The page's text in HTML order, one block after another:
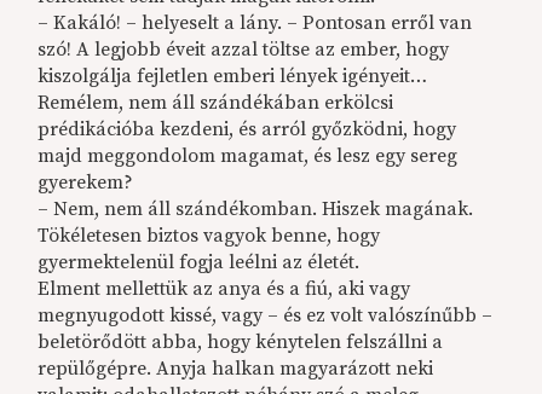
– Kakáló! – helyeselt a lány. – Pontosan erről van
szó! A legjobb éveit azzal töltse az ember, hogy
kiszolgálja fejletlen emberi lények igényeit…
Remélem, nem áll szándékában erkölcsi
prédikációba kezdeni, és arról győzködni, hogy
majd meggondolom magamat, és lesz egy sereg
gyerekem?
– Nem, nem áll szándékomban. Hiszek magának.
Tökéletesen biztos vagyok benne, hogy
gyermektelenül fogja leélni az életét.
Elment mellettük az anya és a fiú, aki vagy
megnyugodott kissé, vagy – és ez volt valószínűbb –
beletörődött abba, hogy kénytelen felszállni a
repülőgépre. Anyja halkan magyarázott neki